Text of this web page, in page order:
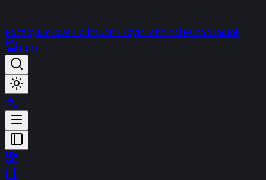
PortföyümFavorilerimCanlı YayınTerminalt-ChatDestek
PRO